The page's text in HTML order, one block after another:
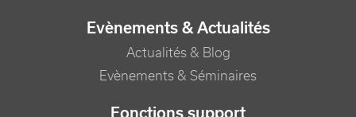
Evènements & Actualités
Actualités & Blog
Evènements & Séminaires
Fonctions support